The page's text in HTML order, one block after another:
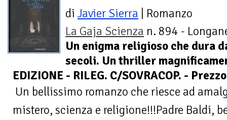
di Javier Sierra | Romanzo
La Gaja Scienza n. 894 -
Un enigma religioso che dura
secoli. Un thriller
EDIZIONE - RILEG. C/SOVRACOP. -
Un bellissimo romanzo che riesce ad
mistero, scienza e religione!!!Padre Baldi,